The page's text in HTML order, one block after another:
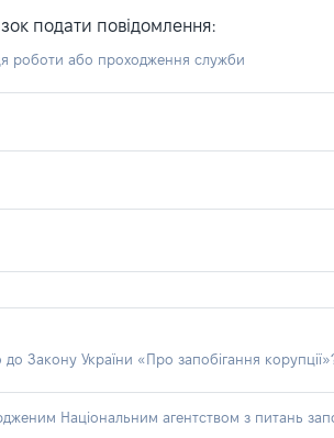
подати повідомлення:
роботи або проходження служби
Закону України «Про запобігання
Національним агентством з питань